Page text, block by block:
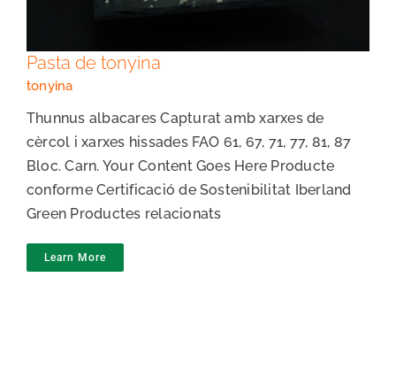
Pasta de tonyina
tonyina
Thunnus albacares Capturat amb xarxes de
cèrcol i xarxes hissades FAO 61, 67, 71, 77, 81, 87
Bloc. Carn. Your Content Goes Here Producte
conforme Certificació de Sostenibilitat Iberland
Green Productes relacionats
Learn More